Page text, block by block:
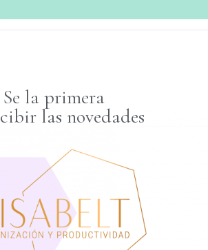
Se la primera
las novedades